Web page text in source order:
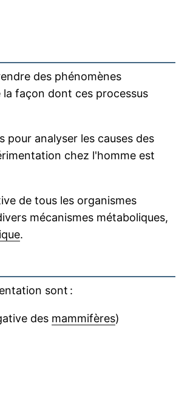
des phénomènes
façon dont ces processus
pour analyser les causes des
chez l'homme est
de tous les organismes
mécanismes métaboliques,
.
sont :
des mammifères)